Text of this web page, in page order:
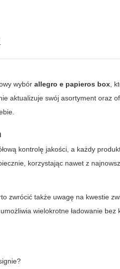
wybórallegro e papieros box ,
aktualizuje swój asortyment oraz
kontrolę jakości, a każdy
korzystając nawet z
zwrócić także uwagę na kwestie
wielokrotne ładowanie bez